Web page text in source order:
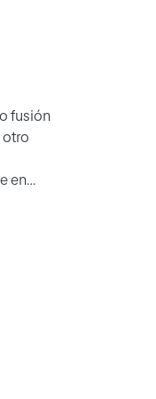
fusión
otro
en
por